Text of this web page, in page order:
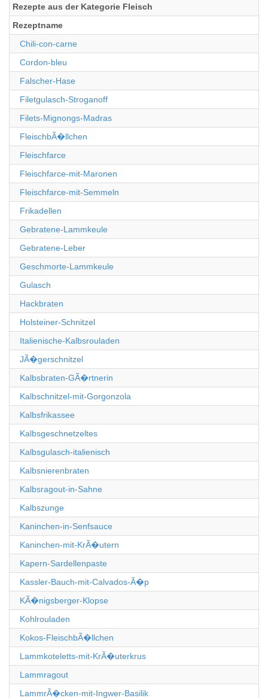
Rezepte aus der Kategorie Fleisch
Rezeptname
Chili-con-carne
Cordon-bleu
Falscher-Hase
Filetgulasch-Stroganoff
Filets-Mignongs-Madras
FleischbÃ�llchen
Fleischfarce
Fleischfarce-mit-Maronen
Fleischfarce-mit-Semmeln
Frikadellen
Gebratene-Lammkeule
Gebratene-Leber
Geschmorte-Lammkeule
Gulasch
Hackbraten
Holsteiner-Schnitzel
Italienische-Kalbsrouladen
JÃ�gerschnitzel
Kalbsbraten-GÃ�rtnerin
Kalbschnitzel-mit-Gorgonzola
Kalbsfrikassee
Kalbsgeschnetzeltes
Kalbsgulasch-italienisch
Kalbsnierenbraten
Kalbsragout-in-Sahne
Kalbszunge
Kaninchen-in-Senfsauce
Kaninchen-mit-KrÃ�utern
Kapern-Sardellenpaste
Kassler-Bauch-mit-Calvados-Ã�p
KÃ�nigsberger-Klopse
Kohlrouladen
Kokos-FleischbÃ�llchen
Lammkoteletts-mit-KrÃ�uterkrus
Lammragout
LammrÃ�cken-mit-Ingwer-Basilik